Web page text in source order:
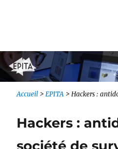
Accueil >EPITA >Hackers :
Hackers :
société de